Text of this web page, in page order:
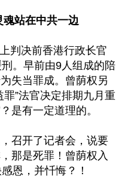
站在中共一边
判决前香港行政长官
。早前由9人组成的陪
失当罪成。曾荫权另
”法官决定排期九月重
是有一定道理的。
召开了记者会，说要
那是死罪！曾荫权入
恩，并忏悔？！